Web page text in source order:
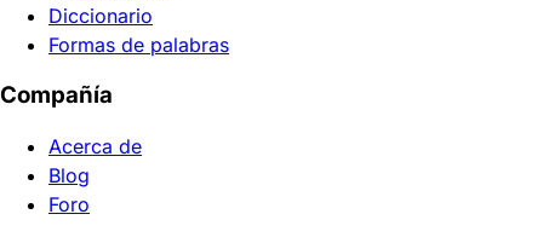
Diccionario
Formas de palabras
Compañía
Acerca de
Blog
Foro